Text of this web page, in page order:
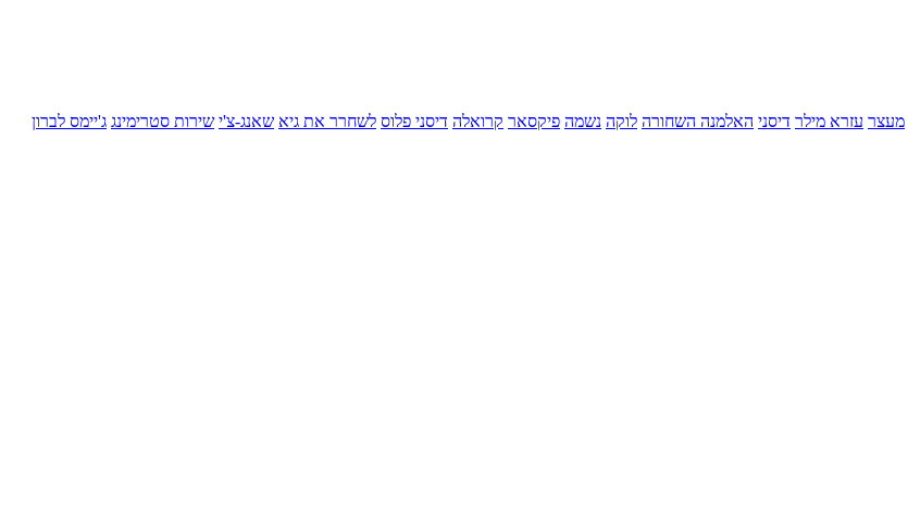
מעצר עזרא מילר דיסני האלמנה השחורה לוקה נשמה פיקסאר קרואלה דיסני פלוס לשחרר את גיא שאנג-צ'י שירות סטרימינג ג'יימס לברון